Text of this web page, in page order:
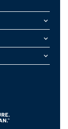
keyboard_arrow_down
keyboard_arrow_down
keyboard_arrow_down